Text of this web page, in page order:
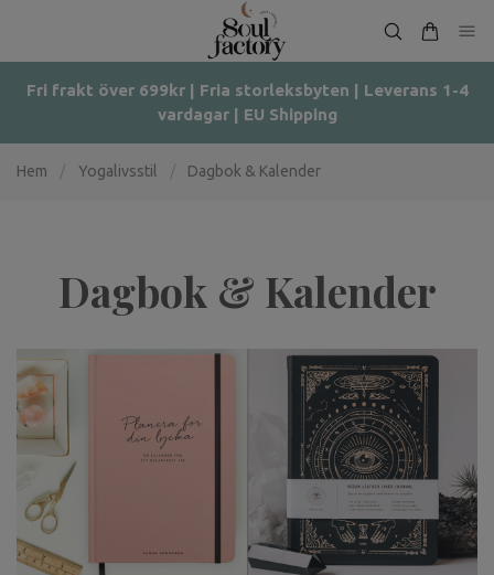
Fri frakt över 699kr | Fria storleksbyten | Leverans 1-4
vardagar | EU Shipping
Hem Yogalivsstil Dagbok & Kalender
Dagbok & Kalender